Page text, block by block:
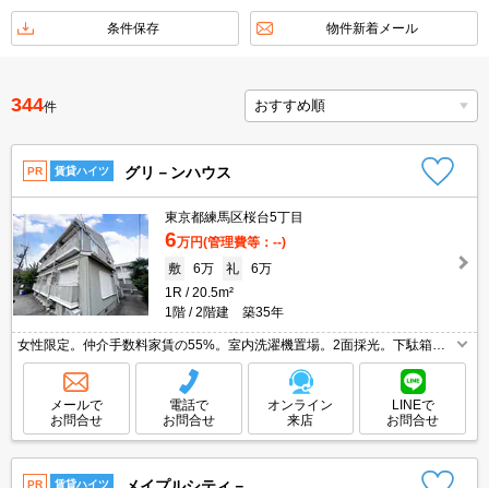
物件特集から
不動産会社から
TOP
条件保存 物件新着メール
344件
PR 賃貸ハイツ グリ－ンハウス
東京都練馬区桜台5丁目
6万円(管理費等：--)
敷
6万 礼
6万
1R
20.5m²
1階
2階建 築35年
女性限定。仲介手数料家賃の55%。室内洗濯機置場。2面採光。下駄箱有
り。設備充実。魅力的な賃料。広々居室8.9帖。スーパーへ7分(515m)。コ
ンビニへ徒歩2分(90m)。
メールで
お問合せ
電話で
お問合せ
オンライン
来店
LINEで
お問合せ
PR 賃貸ハイツ